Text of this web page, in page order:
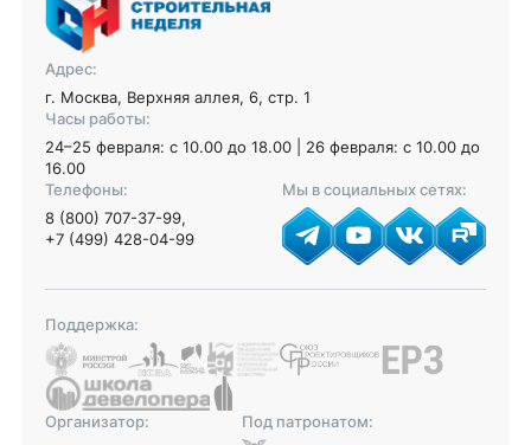
Адрес:
г. Москва, Верхняя аллея, 6, стр. 1
Часы работы:
24–25 февраля: с 10.00 до 18.00 | 26 февраля: с 10.00 до
16.00
Телефоны:
8 (800) 707-37-99,
+7 (499) 428-04-99
Мы в социальных сетях:
Поддержка:
Организатор: Под патронатом: